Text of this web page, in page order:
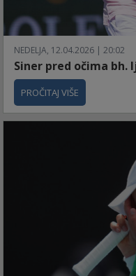
NEDELJA, 12.04.2026 | 20:02
Siner pred očima
PROČITAJ VIŠE